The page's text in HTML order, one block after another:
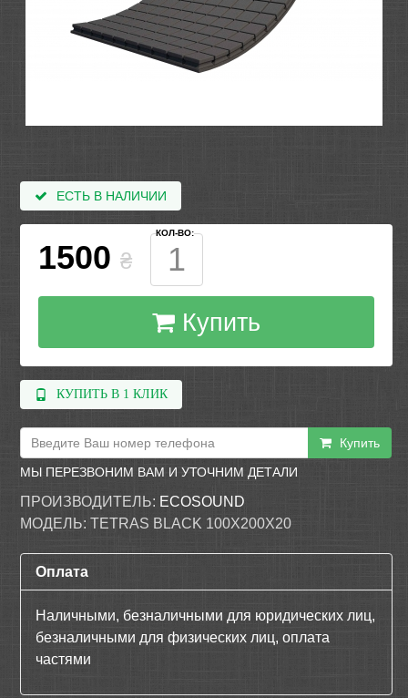
ЕСТЬ В НАЛИЧИИ
1500 ₴
КОЛ-ВО:
Купить
КУПИТЬ В 1 КЛИК
Купить
МЫ ПЕРЕЗВОНИМ ВАМ И УТОЧНИМ ДЕТАЛИ
ПРОИЗВОДИТЕЛЬ: ECOSOUND
МОДЕЛЬ: TETRAS BLACK 100X200X20
Оплата
Наличными, безналичными для юридических лиц,
безналичными для физических лиц, оплата
частями